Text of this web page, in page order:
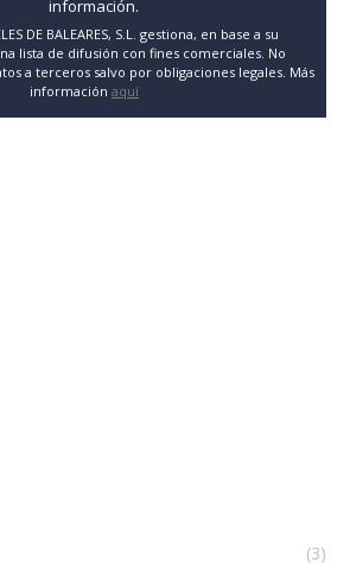
información.
DE BALEARES, S.L. gestiona, en base a su
lista de difusión con fines comerciales. No
a terceros salvo por obligaciones legales. Más
información aquí
(3)